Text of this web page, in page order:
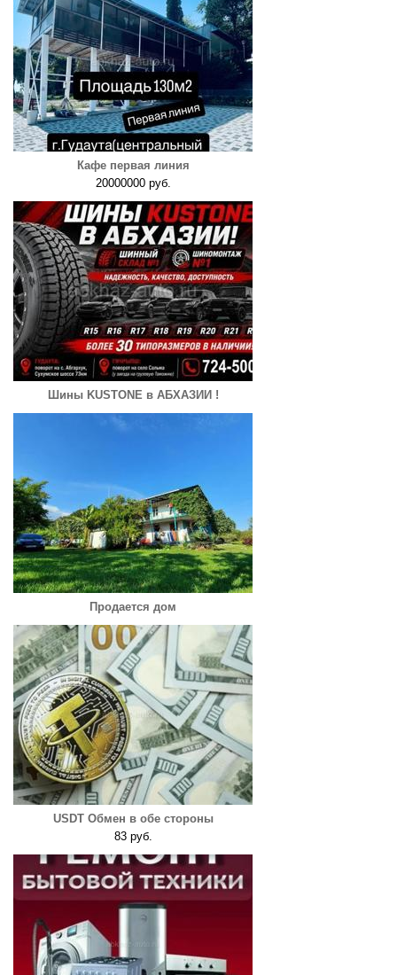
Кафе первая линия
20000000 руб.
Шины KUSTONE в АБХАЗИИ !
Продается дом
USDT Обмен в обе стороны
83 руб.